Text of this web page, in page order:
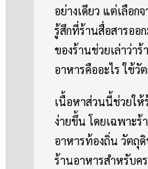
อย่างเดียว แต่เลือก
รู้สึกที่ร้านสื่อสารออ
ของร้านช่วยเล่าว่า
อาหารคืออะไร ใช้
เนื้อหาส่วนนี้ช่วยให้
ง่ายขึ้น โดยเฉพาะ
อาหารท้องถิ่น วัตถุ
ร้านอาหารสำหรับค